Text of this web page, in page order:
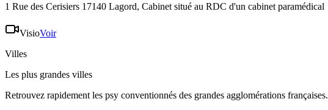
1 Rue des Cerisiers 17140 Lagord, Cabinet situé au RDC d'un cabinet paramédical
VisioVoir
Villes
Les plus grandes villes
Retrouvez rapidement les psy conventionnés des grandes agglomérations françaises.